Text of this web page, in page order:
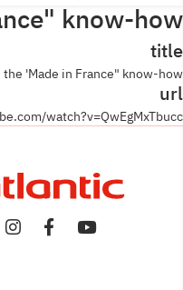
know-how
title
'Made in France" know-how
url
watch?v=QwEgMxTbucc